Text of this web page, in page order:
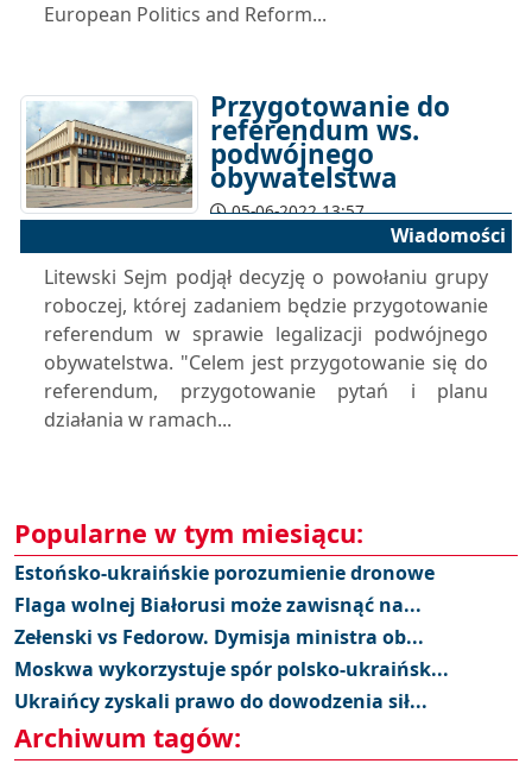
European Politics and Reform...
Przygotowanie do
referendum ws.
podwójnego
obywatelstwa
05-06-2022 13:57
Wiadomości
Litewski Sejm podjął decyzję o powołaniu grupy
roboczej, której zadaniem będzie przygotowanie
referendum w sprawie legalizacji podwójnego
obywatelstwa. "Celem jest przygotowanie się do
referendum, przygotowanie pytań i planu
działania w ramach...
Popularne w tym miesiącu:
Estońsko-ukraińskie porozumienie dronowe
Flaga wolnej Białorusi może zawisnąć na...
Zełenski vs Fedorow. Dymisja ministra ob...
Moskwa wykorzystuje spór polsko-ukraińsk...
Ukraińcy zyskali prawo do dowodzenia sił...
Archiwum tagów: